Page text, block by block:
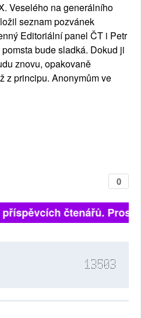
Veselého na generálního
seznam pozvánek
Editoriální panel ČT i Petr
bude sladká. Dokud ji
znovu, opakovaně
z principu. Anonymům ve
0
čtenářů.
13503